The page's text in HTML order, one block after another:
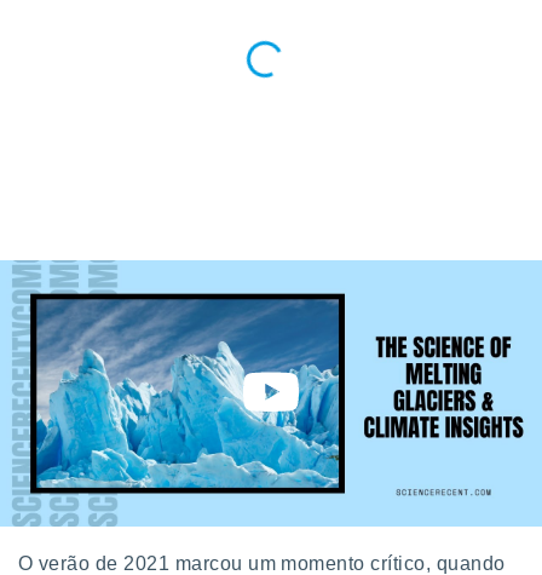
através
eO verão de 2021 marcou um momento crítico, quando